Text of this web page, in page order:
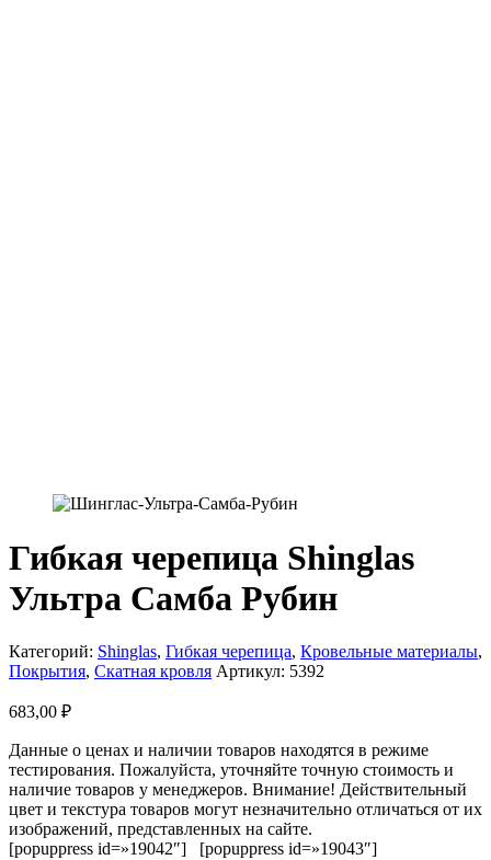
Гибкая черепица Shinglas
Ультра Самба Рубин
Категорий: Shinglas, Гибкая черепица, Кровельные материалы,
Покрытия, Скатная кровля Артикул: 5392
683,00 ₽
Данные о ценах и наличии товаров находятся в режиме
тестирования. Пожалуйста, уточняйте точную стоимость и
наличие товаров у менеджеров. Внимание! Действительный
цвет и текстура товаров могут незначительно отличаться от их
изображений, представленных на сайте.
[popuppress id=»19042″] [popuppress id=»19043″]